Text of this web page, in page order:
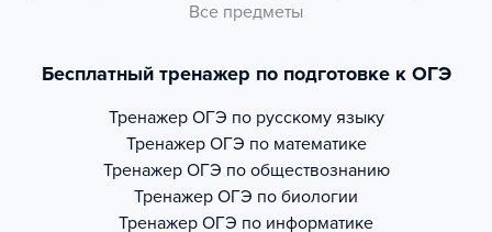
Все предметы
Бесплатный тренажер по подготовке к ОГЭ
Тренажер ОГЭ по русскому языку
Тренажер ОГЭ по математике
Тренажер ОГЭ по обществознанию
Тренажер ОГЭ по биологии
Тренажер ОГЭ по информатике